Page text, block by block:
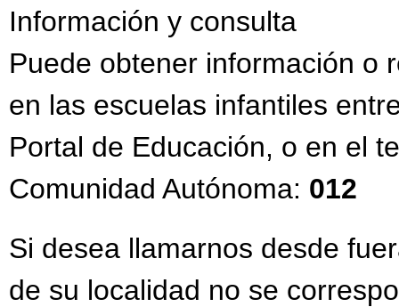
Información y consulta
Puede obtener información o
en las escuelas infantiles
Portal de Educación, o en el
Comunidad Autónoma: 012
Si desea llamarnos desde
de su localidad no se